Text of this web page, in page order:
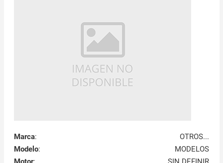
Marca:
OTROS...
Modelo:
MODELOS